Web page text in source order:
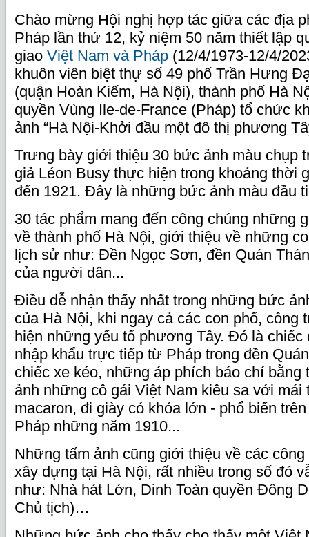
Chào mừng Hội nghị hợp tác giữa các địa
Pháp lần thứ 12, kỷ niệm 50 năm thiết lập
giao Việt Nam và Pháp (12/4/1973-12/4/
khuôn viên biệt thự số 49 phố Trần Hưng
(quận Hoàn Kiếm, Hà Nội), thành phố Hà
quyền Vùng Ile-de-France (Pháp) tổ chức
ảnh “Hà Nội-Khởi đầu một đô thị phương
Trưng bày giới thiệu 30 bức ảnh màu chụp
giả Léon Busy thực hiện trong khoảng thời
đến 1921. Đây là những bức ảnh màu đầu
30 tác phẩm mang đến công chúng những
về thành phố Hà Nội, giới thiệu về những
lịch sử như: Đền Ngọc Sơn, đền Quán
của người dân...
Điều dễ nhận thấy nhất trong những bức
của Hà Nội, khi ngay cả các con phố, công
hiện những yếu tố phương Tây. Đó là chiếc
nhập khẩu trực tiếp từ Pháp trong đền
chiếc xe kéo, những áp phích báo chí bằng
ảnh những cô gái Việt Nam kiêu sa với mái
macaron, đi giày có khóa lớn - phổ biến
Pháp những năm 1910...
Những tấm ảnh cũng giới thiệu về các
xây dựng tại Hà Nội, rất nhiều trong số đó
như: Nhà hát Lớn, Dinh Toàn quyền Đông
Chủ tịch)…